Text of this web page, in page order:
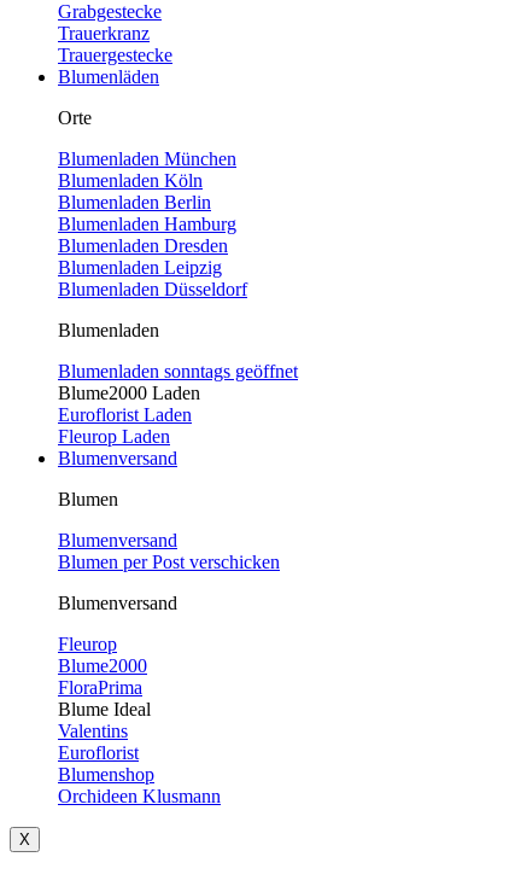
Grabgestecke
Trauerkranz
Trauergestecke
Blumenläden
Orte
Blumenladen München
Blumenladen Köln
Blumenladen Berlin
Blumenladen Hamburg
Blumenladen Dresden
Blumenladen Leipzig
Blumenladen Düsseldorf
Blumenladen
Blumenladen sonntags geöffnet
Blume2000 Laden
Euroflorist Laden
Fleurop Laden
Blumenversand
Blumen
Blumenversand
Blumen per Post verschicken
Blumenversand
Fleurop
Blume2000
FloraPrima
Blume Ideal
Valentins
Euroflorist
Blumenshop
Orchideen Klusmann
X